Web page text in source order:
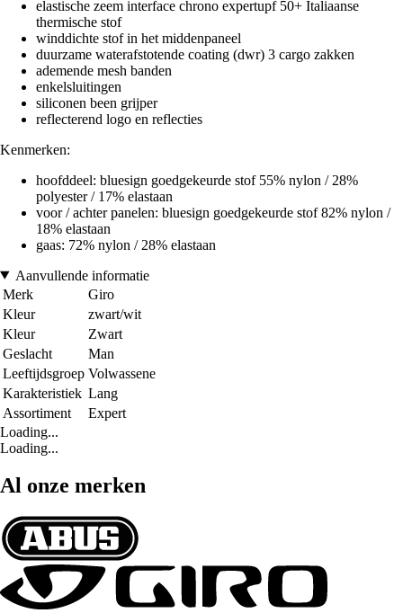
elastische zeem interface chrono expertupf 50+ Italiaanse
thermische stof
winddichte stof in het middenpaneel
duurzame waterafstotende coating (dwr) 3 cargo zakken
ademende mesh banden
enkelsluitingen
siliconen been grijper
reflecterend logo en reflecties
Kenmerken:
hoofddeel: bluesign goedgekeurde stof 55% nylon / 28%
polyester / 17% elastaan
voor / achter panelen: bluesign goedgekeurde stof 82% nylon /
18% elastaan
gaas: 72% nylon / 28% elastaan
Aanvullende informatie
Merk
Giro
Kleur
zwart/wit
Kleur
Zwart
Geslacht
Man
Leeftijdsgroep Volwassene
Karakteristiek Lang
Assortiment
Expert
Loading...
Loading...
Al onze merken